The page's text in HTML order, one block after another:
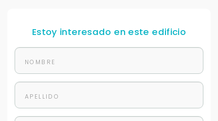
Estoy interesado en este edificio